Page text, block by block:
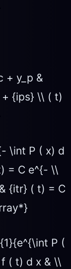
+ y_p &
{ips} \\ ( t)
\int P ( x) d
= C e^{- \\
{itr} ( t) = C
P (
( t) d x & \\